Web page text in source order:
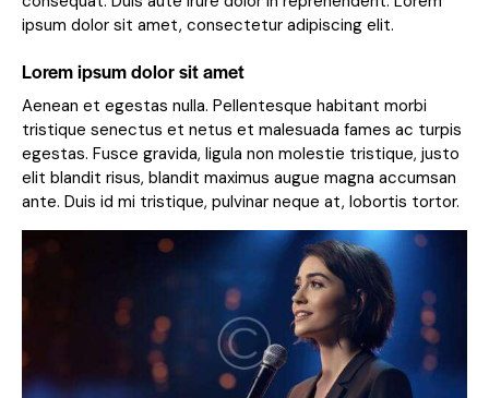
ipsum dolor sit amet, consectetur adipiscing elit.
Lorem ipsum dolor sit amet
Aenean et egestas nulla. Pellentesque habitant morbi
tristique senectus et netus et malesuada fames ac turpis
egestas. Fusce gravida, ligula non molestie tristique, justo
elit blandit risus, blandit maximus augue magna accumsan
ante. Duis id mi tristique, pulvinar neque at, lobortis tortor.